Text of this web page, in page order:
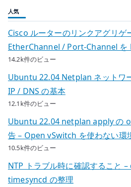
人気
Cisco ルーターのリンクアグリゲ
EtherChannel / Port-Channel を
14.2k件のビュー
Ubuntu 22.04 Netplan ネットワ
IP / DNS の基本
12.1k件のビュー
Ubuntu 22.04 netplan apply の
告 – Open vSwitch を使わない環
10.5k件のビュー
NTP トラブル時に確認すること
timesyncd の整理